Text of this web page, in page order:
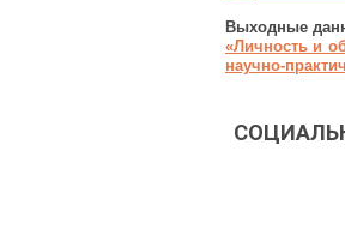
Выходные
«Личность и
научно-